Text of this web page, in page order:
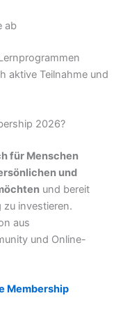
ab
aktive Teilnahme und
2026?
für Menschen
und
und bereit
zu investieren.
aus
und Online-
Membership